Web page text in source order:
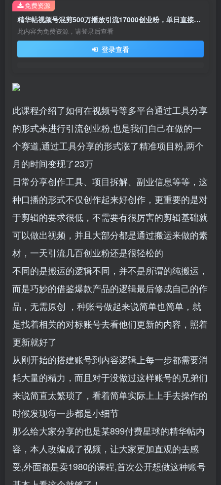
精华帖视频号混剪500万播放引流17000创业粉，单日直接过万变现，最新方…
此内容为免费资源，请登录后查看
登录查看
免费资源
此课程介绍了如何在视频号等多平台通过工具分享
的形式来进行引流创业粉,也是我们自己在做的一
个赛道,通过工具分享的形式涨了精准项目粉,两个
月的时间变现了23万
日常分享创作工具、项目拆解、副业信息等等，这
种口播的形式不仅创作起来好创作，更重要的是对
于剪辑的要求很低，不需要有很厉害的剪辑基础就
可以做出视频，并且大部分都是通过搬运来做的素
材，一天引流几百创业粉还是很轻松的
不同的是搬运的逻辑不同，并不是所谓的纯搬运，
而是巧妙的借鉴爆款产品的逻辑最后修成自己的作
品，无需原创 ，种账号做起来说简单也简单，就
是找着相关的对标账号去看他们更新的内容，照着
更新就好了
从刚开始的搭建账号到内容逻辑上每一步都需要消
耗大量的精力，而且对于没做过这样账号的兄弟们
来说简直太繁琐了，看着简单实际上上手去操作的
时候发现每一步都是小细节
那么给大家分享的也是某899付费星球的精华帖内
容，本人改编成了视频，让大家更加直观的去感
受,外面都是卖1980的课程,首次公开想做这种账号